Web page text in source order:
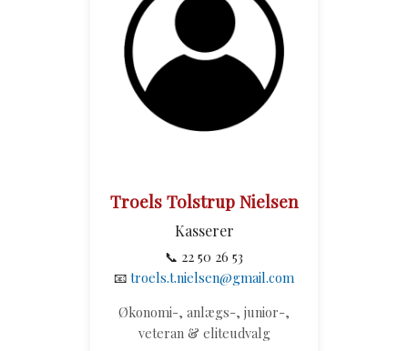
Troels Tolstrup Nielsen
Kasserer
📞 22 50 26 53
📧 troels.t.nielsen@gmail.com
Økonomi-, anlægs-, junior-,
veteran & eliteudvalg